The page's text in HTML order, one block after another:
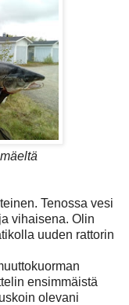
Tenossa vesi
vihaisena. Olin
uuden rattorin
ensimmäistä
olevani